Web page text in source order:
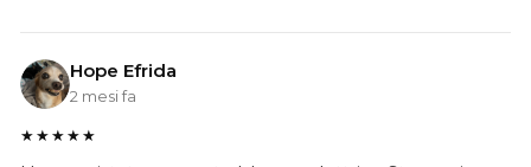
Hope Efrida
2 mesi fa
★★★★★